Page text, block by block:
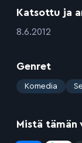
Katsottu ja
:8.6.2012
Genret
: Komedia
Mistä tämän